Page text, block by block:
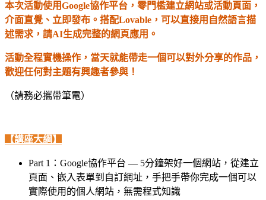
本次活動使用Google協作平台，零門檻建立網站或活動頁面，
介面直覺、立即發布。搭配Lovable，可以直接用自然語言描
述需求，請AI生成完整的網頁應用。
活動全程實機操作，當天就能帶走一個可以對外分享的作品，
歡迎任何對主題有興趣者參與！
（請務必攜帶筆電）
【講座大綱】
Part 1：Google協作平台 — 5分鐘架好一個網站，從建立
頁面、嵌入表單到自訂網址，手把手帶你完成一個可以
實際使用的個人網站，無需程式知識